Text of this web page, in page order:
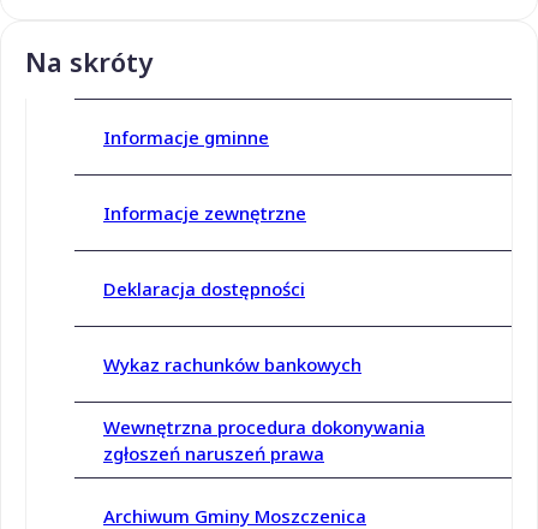
Na skróty
Informacje gminne
Informacje zewnętrzne
Deklaracja dostępności
Wykaz rachunków bankowych
Wewnętrzna procedura dokonywania
zgłoszeń naruszeń prawa
Archiwum Gminy Moszczenica